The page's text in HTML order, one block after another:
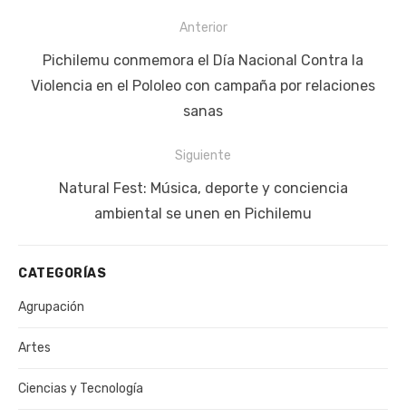
entradas
Anterior
Publicación
anterior:
Pichilemu conmemora el Día Nacional Contra la
Violencia en el Pololeo con campaña por relaciones
sanas
Siguiente
Siguiente
publicación:
Natural Fest: Música, deporte y conciencia
ambiental se unen en Pichilemu
CATEGORÍAS
Agrupación
Artes
Ciencias y Tecnología